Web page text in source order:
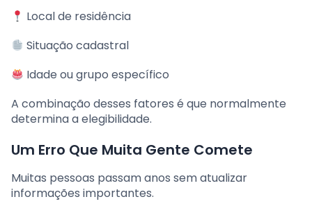
Local de residência
Situação cadastral
Idade ou grupo específico
A combinação desses fatores é que normalmente
determina a elegibilidade.
Um Erro Que Muita Gente Comete
Muitas pessoas passam anos sem atualizar
informações importantes.